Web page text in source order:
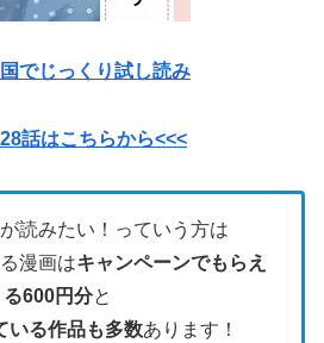
でじっくり試し読み
話はこちらから<<<
読みたい！っていう方は
漫画はキャンペーンでもらえ
る600円分と
いる作品も多数あります！